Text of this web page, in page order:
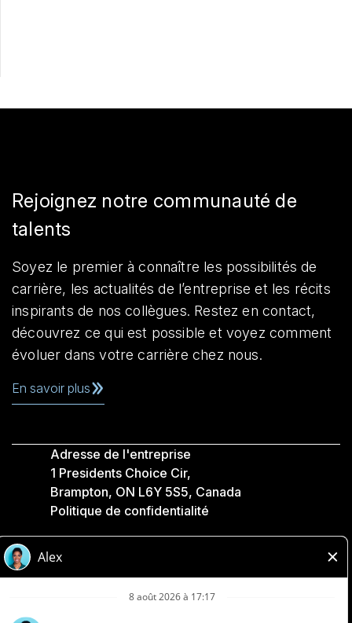
Rejoignez notre communauté de
talents
Soyez le premier à connaître les possibilités de
carrière, les actualités de l’entreprise et les récits
inspirants de nos collègues. Restez en contact,
découvrez ce qui est possible et voyez comment
évoluer dans votre carrière chez nous.
En savoir plus
Adresse de l'entreprise
1 Presidents Choice Cir,
Brampton, ON L6Y 5S5, Canada
Politique de confidentialité
Accessibilité
Compagnies Loblaw